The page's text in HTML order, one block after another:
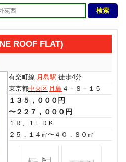
ROOF FLAT)
有楽町線 月島駅 徒歩4分
東京都中央区 月島 ４－８－１５
１３５，０００円
〜２２７，０００円
１Ｒ、１ＬＤＫ
２５．１４㎡〜４０．８０㎡